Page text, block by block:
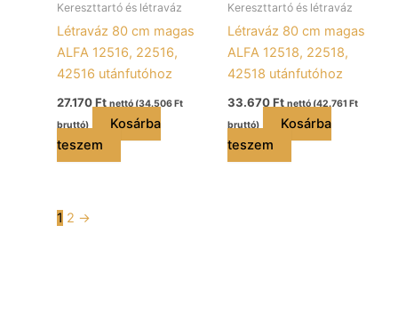
Kereszttartó és létraváz
Létraváz 80 cm magas
ALFA 12516, 22516,
42516 utánfutóhoz
27.170Ft nettó (34.506Ft
bruttó)
Kosárba
teszem
Kereszttartó és létraváz
Létraváz 80 cm magas
ALFA 12518, 22518,
42518 utánfutóhoz
33.670Ft nettó (42.761 Ft
bruttó)
Kosárba
teszem
1 2 →